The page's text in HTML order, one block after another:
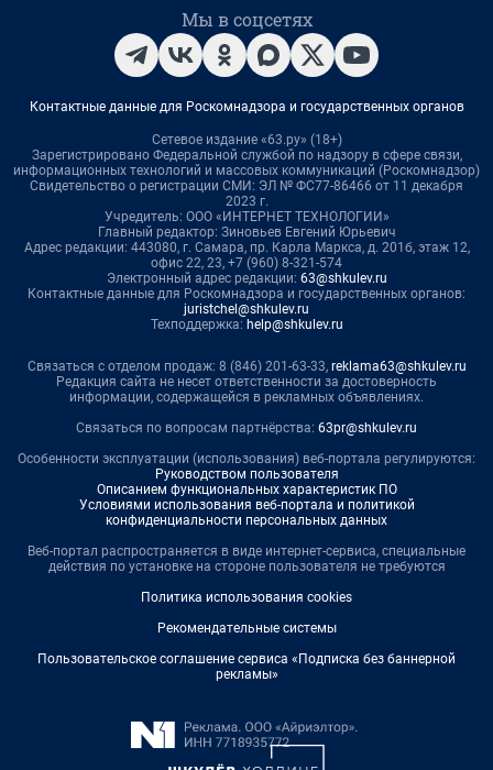
Мы в соцсетях
Контактные данные для Роскомнадзора и государственных органов
Сетевое издание «63.ру» (18+)
Зарегистрировано Федеральной службой по надзору в сфере связи,
информационных технологий и массовых коммуникаций (Роскомнадзор)
Свидетельство о регистрации СМИ: ЭЛ № ФС77-86466 от 11 декабря
2023 г.
Учредитель: ООО «ИНТЕРНЕТ ТЕХНОЛОГИИ»
Главный редактор: Зиновьев Евгений Юрьевич
Адрес редакции: 443080, г. Самара, пр. Карла Маркса, д. 201б, этаж 12,
офис 22, 23, +7 (960) 8-321-574
Электронный адрес редакции: 63@shkulev.ru
Контактные данные для Роскомнадзора и государственных органов:
juristchel@shkulev.ru
Техподдержка: help@shkulev.ru
Связаться с отделом продаж: 8 (846) 201-63-33, reklama63@shkulev.ru
Редакция сайта не несет ответственности за достоверность
информации, содержащейся в рекламных объявлениях.
Связаться по вопросам партнёрства: 63pr@shkulev.ru
Особенности эксплуатации (использования) веб-портала регулируются:
Руководством пользователя
Описанием функциональных характеристик ПО
Условиями использования веб-портала и политикой
конфиденциальности персональных данных
Веб-портал распространяется в виде интернет-сервиса, специальные
действия по установке на стороне пользователя не требуются
Политика использования cookies
Рекомендательные системы
Пользовательское соглашение сервиса «Подписка без баннерной
рекламы»